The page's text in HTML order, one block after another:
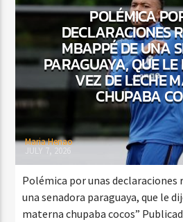
CURRENT SHOW
BACHATA PARA
5:00 PM 7:00 PM
Beone Radio
POLÉMICA
DECLARACIONES
MBAPPÉ DE UNA
PARAGUAYA, QUE LE
VEZ DE LECHE
CHUPABA
Maria Henao
JULY 7, 2026
Polémica por unas declaraciones
una senadora paraguaya, que le
materna chupaba cocos”